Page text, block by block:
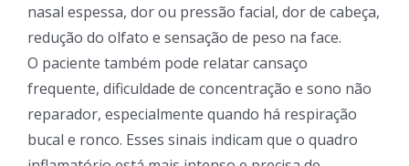
nasal espessa, dor ou pressão facial, dor de cabeça,
redução do olfato e sensação de peso na face.
O paciente também pode relatar cansaço
frequente, dificuldade de concentração e sono não
reparador, especialmente quando há respiração
bucal e ronco. Esses sinais indicam que o quadro